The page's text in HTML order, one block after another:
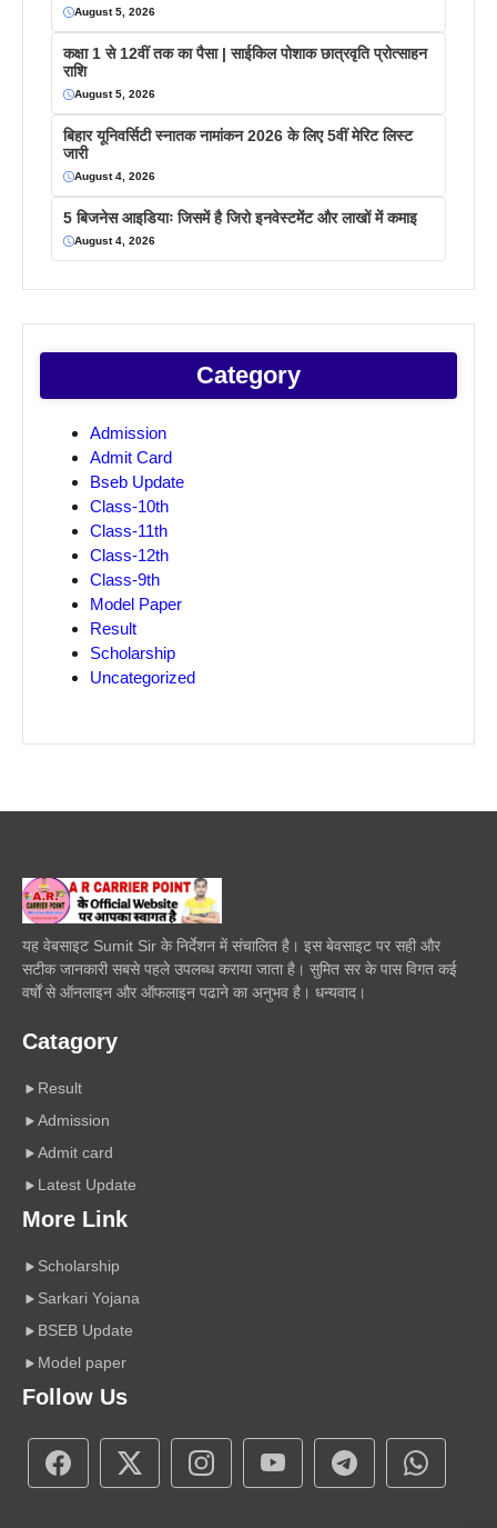
August 5, 2026
कक्षा 1 से 12वीं तक का पैसा | साईकिल पोशाक छात्रवृति प्रोत्साहन
राशि
August 5, 2026
बिहार यूनिवर्सिटी स्नातक नामांकन 2026 के लिए 5वीं मेरिट लिस्ट
जारी
August 4, 2026
5 बिजनेस आइडियाः जिसमें है जिरो इनवेस्टमेंट और लाखों में कमाइ
August 4, 2026
Category
Admission
Admit Card
Bseb Update
Class-10th
Class-11th
Class-12th
Class-9th
Model Paper
Result
Scholarship
Uncategorized
यह वेबसाइट Sumit Sir के निर्देशन में संचालित है। इस बेवसाइट पर सही और
सटीक जानकारी सबसे पहले उपलब्ध कराया जाता है। सुमित सर के पास विगत कई
वर्षों से ऑनलाइन और ऑफलाइन पढाने का अनुभव है। धन्यवाद।
Catagory
Result
Admission
Admit card
Latest Update
More Link
Scholarship
Sarkari Yojana
BSEB Update
Model paper
Follow Us